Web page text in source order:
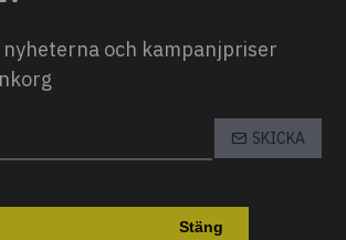
Stäng
nyheterna och kampanjpriser
SKICKA